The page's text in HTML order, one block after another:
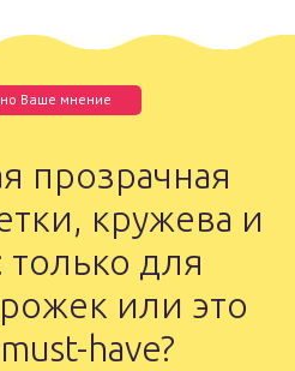
Ваше мнение
прозрачная
кружева и
только для
или это
have?